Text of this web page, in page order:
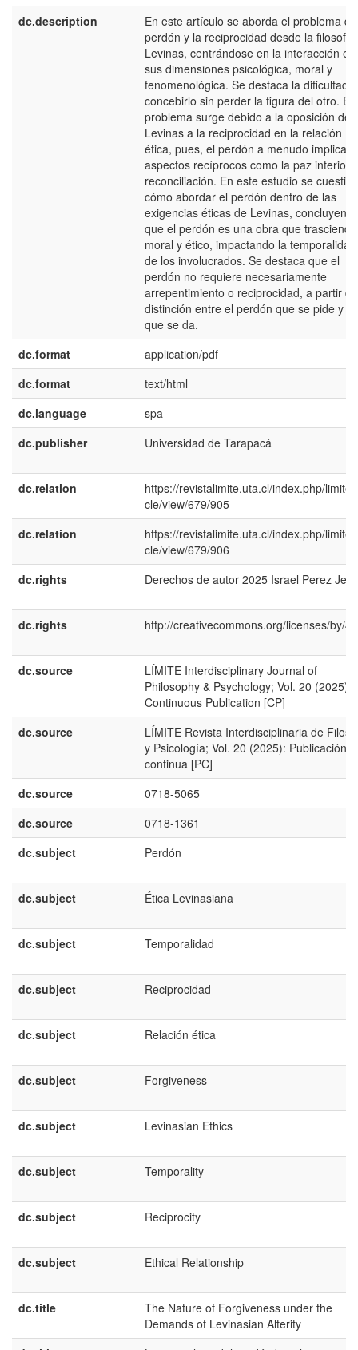
dc.description
En este artículo se aborda el problema
perdón y la reciprocidad desde la
Levinas, centrándose en la interacción
sus dimensiones psicológica, moral y
fenomenológica. Se destaca la dificultad
concebirlo sin perder la figura del otro. El
problema surge debido a la oposición de
Levinas a la reciprocidad en la relación
ética, pues, el perdón a menudo implica
aspectos recíprocos como la paz interior
reconciliación. En este estudio se
cómo abordar el perdón dentro de las
exigencias éticas de Levinas,
que el perdón es una obra que
moral y ético, impactando la temporalidad
de los involucrados. Se destaca que el
perdón no requiere necesariamente
arrepentimiento o reciprocidad, a partir
distinción entre el perdón que se pide y el
que se da.
dc.format
application/pdf
dc.format
text/html
dc.language
spa
dc.publisher
Universidad de Tarapacá
dc.relation
https://revistalimite.uta.cl/index.php/limite/
cle/view/679/905
dc.relation
https://revistalimite.uta.cl/index.php/limite/
cle/view/679/906
dc.rights
Derechos de autor 2025 Israel Perez
dc.rights http://creativecommons.org/licenses/by/
dc.source
LÍMITE Interdisciplinary Journal of
Philosophy & Psychology; Vol. 20 (2025):
Continuous Publication [CP]
dc.source
LÍMITE Revista Interdisciplinaria de
y Psicología; Vol. 20 (2025): Publicación
continua [PC]
dc.source
0718-5065
dc.source
0718-1361
dc.subject
Perdón
dc.subject Ética Levinasiana
dc.subject Temporalidad
dc.subject Reciprocidad
dc.subject Relación ética
dc.subject Forgiveness
dc.subject Levinasian Ethics
dc.subject Temporality
dc.subject Reciprocity
dc.subject Ethical Relationship
dc.title
The Nature of Forgiveness under the
Demands of Levinasian Alterity